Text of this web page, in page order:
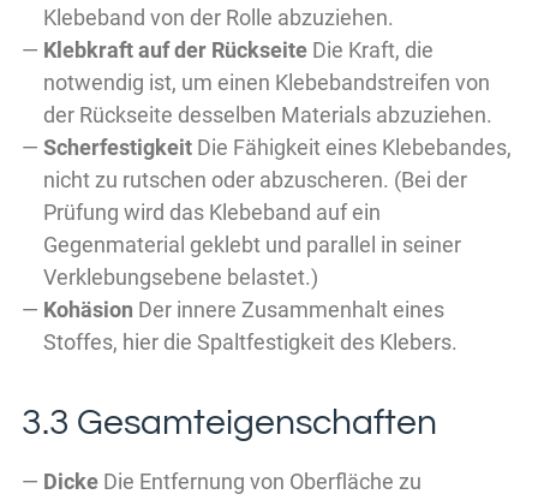
Klebeband von der Rolle abzuziehen.
Klebkraft auf der Rückseite Die Kraft, die
notwendig ist, um einen Klebebandstreifen von
der Rückseite desselben Materials abzuziehen.
Scherfestigkeit Die Fähigkeit eines Klebebandes,
nicht zu rutschen oder abzuscheren. (Bei der
Prüfung wird das Klebeband auf ein
Gegenmaterial geklebt und parallel in seiner
Verklebungsebene belastet.)
Kohäsion Der innere Zusammenhalt eines
Stoffes, hier die Spaltfestigkeit des Klebers.
3.3 Gesamteigenschaften
Dicke Die Entfernung von Oberfläche zu